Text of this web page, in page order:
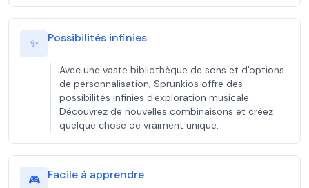
✨ Possibilités infinies
Avec une vaste bibliothèque de sons et d'options
de personnalisation, Sprunkios offre des
possibilités infinies d'exploration musicale.
Découvrez de nouvelles combinaisons et créez
quelque chose de vraiment unique.
🎮 Facile à apprendre